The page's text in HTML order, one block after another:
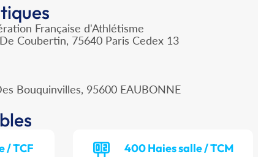
Française d'Athlétisme
Coubertin, 75640 Paris Cedex 13
Bouquinvilles, 95600 EAUBONNE
/ TCF 400 Haies salle / TCM